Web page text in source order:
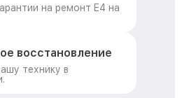
на ремонт E4 на
восстановление
технику в